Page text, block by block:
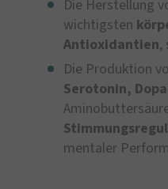
Die Herstellung
wichtigsten
Antioxidantien,
Die Produktion
Serotonin,
mentaler